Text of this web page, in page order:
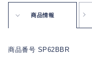
商品情報
商品番号 SP62BBR